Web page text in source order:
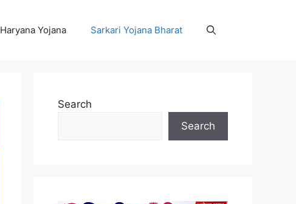
Haryana Yojana Sarkari Yojana Bharat
Search
Search